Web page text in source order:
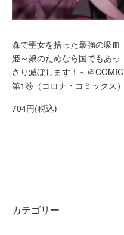
森で聖女を拾った最強の吸血
姫～娘のためなら国でもあっ
さり滅ぼします！～＠COMIC
第1巻（コロナ・コミックス）
704円(税込)
カテゴリー